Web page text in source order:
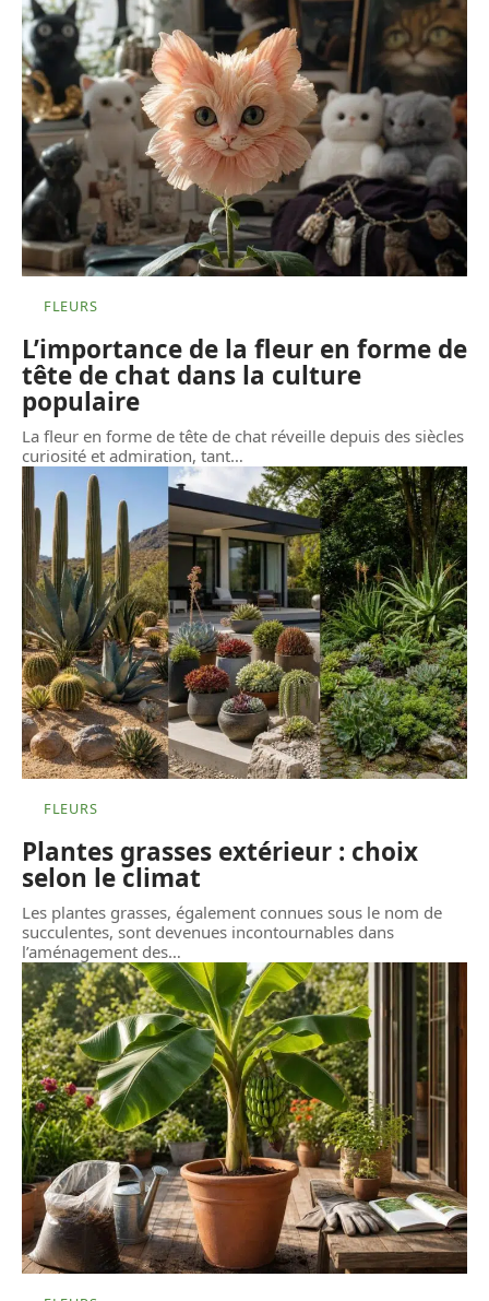
FLEURS
L’importance de la fleur en forme de
tête de chat dans la culture
populaire
La fleur en forme de tête de chat réveille depuis des siècles
curiosité et admiration, tant…
FLEURS
Plantes grasses extérieur : choix
selon le climat
Les plantes grasses, également connues sous le nom de
succulentes, sont devenues incontournables dans
l’aménagement des…